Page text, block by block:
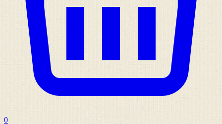
0